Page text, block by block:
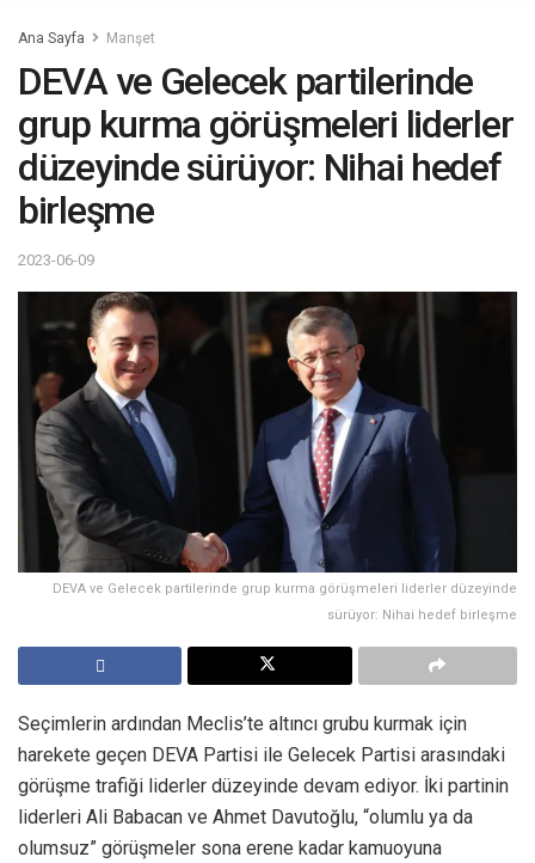
Ana Sayfa Manşet
DEVA ve Gelecek partilerinde
grup kurma görüşmeleri liderler
düzeyinde sürüyor: Nihai hedef
birleşme
2023-06-09
DEVA ve Gelecek partilerinde grup kurma görüşmeleri liderler düzeyinde
sürüyor: Nihai hedef birleşme
Seçimlerin ardından Meclis’te altıncı grubu kurmak için
harekete geçen DEVA Partisi ile Gelecek Partisi arasındaki
görüşme trafiği liderler düzeyinde devam ediyor. İki partinin
liderleri Ali Babacan ve Ahmet Davutoğlu, “olumlu ya da
olumsuz” görüşmeler sona erene kadar kamuoyuna